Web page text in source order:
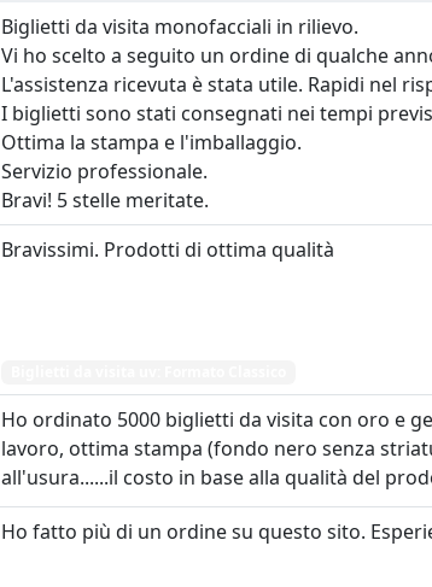
Biglietti da visita monofacciali in rilievo.
Vi ho scelto a seguito un ordine di qualche
L'assistenza ricevuta è stata utile. Rapidi nel
I biglietti sono stati consegnati nei tempi
Ottima la stampa e l'imballaggio.
Servizio professionale.
Bravi! 5 stelle meritate.
Bravissimi. Prodotti di ottima qualità
Ho ordinato 5000 biglietti da visita con oro e
lavoro, ottima stampa (fondo nero senza
all'usura......il costo in base alla qualità del
Ho fatto più di un ordine su questo sito.